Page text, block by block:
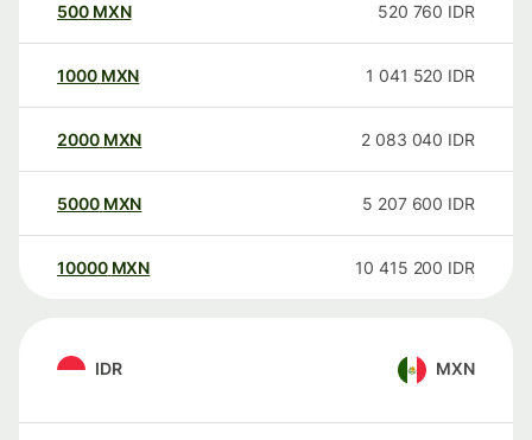
500 MXN 520 760 IDR
1000 MXN 1 041 520 IDR
2000 MXN 2 083 040 IDR
5000 MXN 5 207 600 IDR
10000 MXN 10 415 200 IDR
IDR MXN